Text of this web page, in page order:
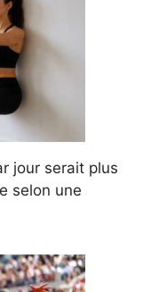
jour serait plus
selon une